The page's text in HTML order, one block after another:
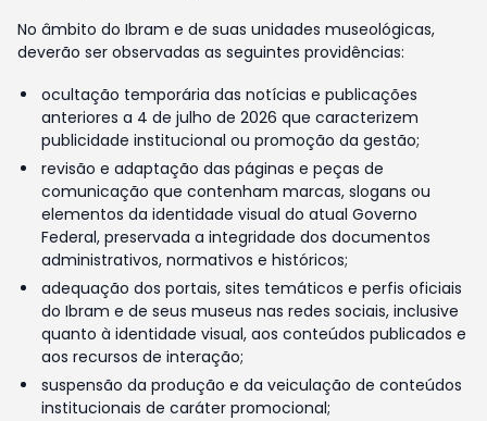
No âmbito do Ibram e de suas unidades museológicas,
deverão ser observadas as seguintes providências:
ocultação temporária das notícias e publicações
anteriores a 4 de julho de 2026 que caracterizem
publicidade institucional ou promoção da gestão;
revisão e adaptação das páginas e peças de
comunicação que contenham marcas, slogans ou
elementos da identidade visual do atual Governo
Federal, preservada a integridade dos documentos
administrativos, normativos e históricos;
adequação dos portais, sites temáticos e perfis oficiais
do Ibram e de seus museus nas redes sociais, inclusive
quanto à identidade visual, aos conteúdos publicados e
aos recursos de interação;
suspensão da produção e da veiculação de conteúdos
institucionais de caráter promocional;